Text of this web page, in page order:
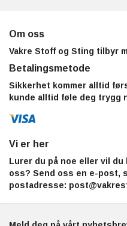
Om oss
Vakre Stoff og Sting tilbyr
Betalingsmetode
Sikkerhet kommer alltid
kunde alltid føle deg trygg
Vi er her
Lurer du på noe eller vil du
oss? Send oss en e-post,
postadresse: